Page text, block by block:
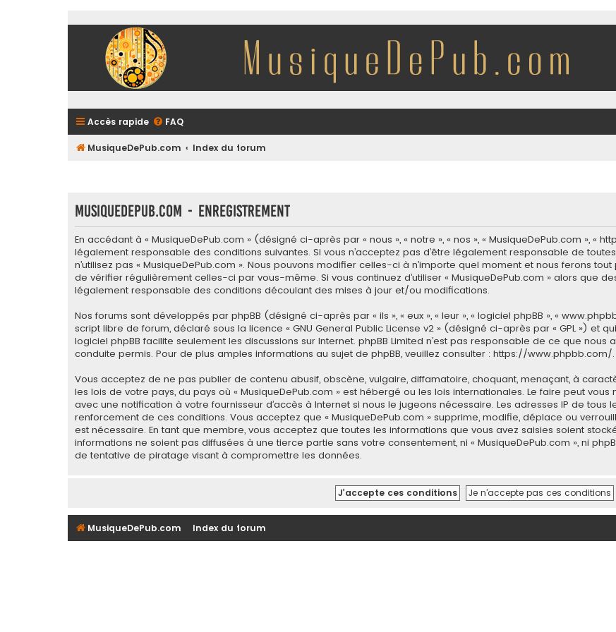
Accès rapide FAQ
MusiqueDePub.com Index du forum
MusiqueDePub.com - Enregistrement
En accédant à « MusiqueDePub.com » (désigné ci-après par « nous », « notre », « nos », « MusiqueDePub.com », «
légalement responsable des conditions suivantes. Si vous n’acceptez pas d’être légalement responsable de
n’utilisez pas « MusiqueDePub.com ». Nous pouvons modifier celles-ci à n’importe quel moment et nous ferons
de vérifier régulièrement celles-ci par vous-même. Si vous continuez d’utiliser « MusiqueDePub.com » alors que
légalement responsable des conditions découlant des mises à jour et/ou modifications.
Nos forums sont développés par phpBB (désigné ci-après par « ils », « eux », « leur », « logiciel phpBB », «
script libre de forum, déclaré sous la licence « GNU General Public License v2 » (désigné ci-après par « GPL ») et
logiciel phpBB facilite seulement les discussions sur Internet. phpBB Limited n’est pas responsable de ce que
conduite permis. Pour de plus amples informations au sujet de phpBB, veuillez consulter : https://www.phpbb.com/.
Vous acceptez de ne pas publier de contenu abusif, obscène, vulgaire, diffamatoire, choquant, menaçant, à
les lois de votre pays, du pays où « MusiqueDePub.com » est hébergé ou les lois internationales. Le faire peut
avec une notification à votre fournisseur d’accès à Internet si nous le jugeons nécessaire. Les adresses IP de
renforcement de ces conditions. Vous acceptez que « MusiqueDePub.com » supprime, modifie, déplace ou
est nécessaire. En tant que membre, vous acceptez que toutes les informations que vous avez saisies soient
informations ne soient pas diffusées à une tierce partie sans votre consentement, ni « MusiqueDePub.com », ni
de tentative de piratage visant à compromettre les données.
MusiqueDePub.com Index du forum